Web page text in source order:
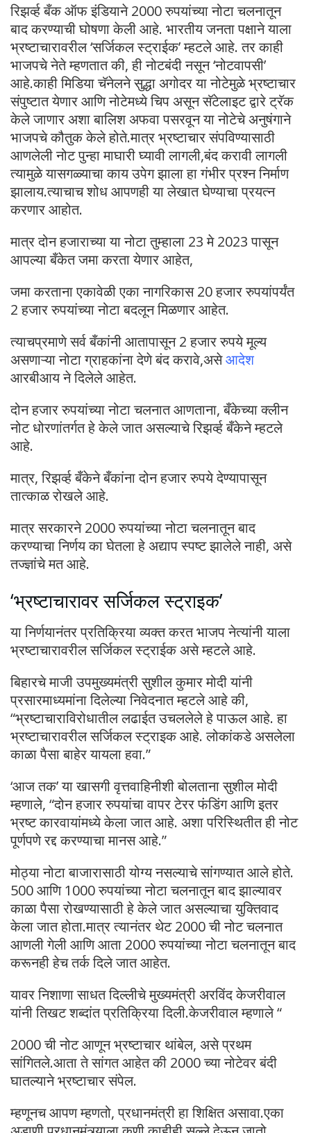
रिझर्व्ह बँक ऑफ इंडियाने 2000 रुपयांच्या नोटा चलनातून
बाद करण्याची घोषणा केली आहे. भारतीय जनता पक्षाने याला
भ्रष्टाचारावरील ‘सर्जिकल स्ट्राईक’ म्हटले आहे. तर काही
भाजपचे नेते म्हणतात की, ही नोटबंदी नसून ‘नोटवापसी’
आहे.काही मिडिया चॅनेलने सुद्धा अगोदर या नोटेमुळे भ्रष्टाचार
संपुष्टात येणार आणि नोटेमध्ये चिप असून सॅटेलाइट द्वारे ट्रॅक
केले जाणार अशा बालिश अफवा पसरवून या नोटेचे अनुषंगाने
भाजपचे कौतुक केले होते.मात्र भ्रष्टाचार संपविण्यासाठी
आणलेली नोट पुन्हा माघारी घ्यावी लागली,बंद करावी लागली
त्यामुळे यासगळ्याचा काय उपेग झाला हा गंभीर प्रश्न निर्माण
झालाय.त्याचाच शोध आपणही या लेखात घेण्याचा प्रयत्न
करणार आहोत.
मात्र दोन हजाराच्या या नोटा तुम्हाला 23 मे 2023 पासून
आपल्या बँकेत जमा करता येणार आहेत,
जमा करताना एकावेळी एका नागरिकास 20 हजार रुपयांपर्यंत
2 हजार रुपयांच्या नोटा बदलून मिळणार आहेत.
त्याचप्रमाणे सर्व बँकांनी आतापासून 2 हजार रुपये मूल्य
असणाऱ्या नोटा ग्राहकांना देणे बंद करावे,असेआदेश
आरबीआय ने दिलेले आहेत.
दोन हजार रुपयांच्या नोटा चलनात आणताना, बँकेच्या क्लीन
नोट धोरणांतर्गत हे केले जात असल्याचे रिझर्व्ह बँकेने म्हटले
आहे.
मात्र, रिझव्‍‌र्ह बँकेने बँकांना दोन हजार रुपये देण्यापासून
तात्काळ रोखले आहे.
मात्र सरकारने 2000 रुपयांच्या नोटा चलनातून बाद
करण्याचा निर्णय का घेतला हे अद्याप स्पष्ट झालेले नाही, असे
तज्ज्ञांचे मत आहे.
‘भ्रष्टाचारावर सर्जिकल स्ट्राइक’
या निर्णयानंतर प्रतिक्रिया व्यक्त करत भाजप नेत्यांनी याला
भ्रष्टाचारावरील सर्जिकल स्ट्राईक असे म्हटले आहे.
बिहारचे माजी उपमुख्यमंत्री सुशील कुमार मोदी यांनी
प्रसारमाध्यमांना दिलेल्या निवेदनात म्हटले आहे की,
“भ्रष्टाचाराविरोधातील लढाईत उचललेले हे पाऊल आहे. हा
भ्रष्टाचारावरील सर्जिकल स्ट्राइक आहे. लोकांकडे असलेला
काळा पैसा बाहेर यायला हवा.”
‘आज तक’ या खासगी वृत्तवाहिनीशी बोलताना सुशील मोदी
म्हणाले, “दोन हजार रुपयांचा वापर टेरर फंडिंग आणि इतर
भ्रष्ट कारवायांमध्ये केला जात आहे. अशा परिस्थितीत ही नोट
पूर्णपणे रद्द करण्याचा मानस आहे.”
मोठ्या नोटा बाजारासाठी योग्य नसल्याचे सांगण्यात आले होते.
500 आणि 1000 रुपयांच्या नोटा चलनातून बाद झाल्यावर
काळा पैसा रोखण्यासाठी हे केले जात असल्याचा युक्तिवाद
केला जात होता.मात्र त्यानंतर थेट 2000 ची नोट चलनात
आणली गेली आणि आता 2000 रुपयांच्या नोटा चलनातून बाद
करूनही हेच तर्क दिले जात आहेत.
यावर निशाणा साधत दिल्लीचे मुख्यमंत्री अरविंद केजरीवाल
यांनी तिखट शब्दांत प्रतिक्रिया दिली.केजरीवाल म्हणाले “
2000 ची नोट आणून भ्रष्टाचार थांबेल, असे प्रथम
सांगितले.आता ते सांगत आहेत की 2000 च्या नोटेवर बंदी
घातल्याने भ्रष्टाचार संपेल.
म्हणूनच आपण म्हणतो, प्रधानमंत्री हा शिक्षित असावा.एका